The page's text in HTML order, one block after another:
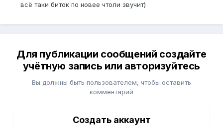
всё таки биток по новее чтоли звучит)
Для публикации сообщений создайте
учётную запись или авторизуйтесь
Вы должны быть пользователем, чтобы оставить
комментарий
Создать аккаунт